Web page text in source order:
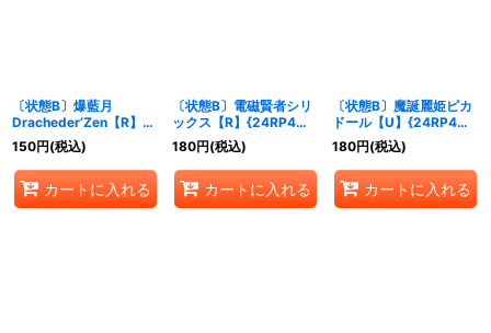
〔状態B〕爆藍月
Dracheder’Zen【R】
{24RP415/76}《水》
150円(税込)
カートに入れる
〔状態B〕電磁賢者シリ
ックス【R】{24RP4秘
17/秘24}《多》
180円(税込)
カートに入れる
〔状態B〕魔誕麗姫ピカ
ドール【U】{24RP4秘
20/秘24}《多》
180円(税込)
カートに入れる